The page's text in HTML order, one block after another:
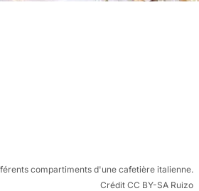
compartiments d'une cafetière italienne.
Crédit CC BY-SA Ruizo